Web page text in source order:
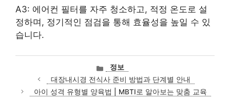
A3: 에어컨 필터를 자주 청소하고, 적정 온도로 설
정하며, 정기적인 점검을 통해 효율성을 높일 수 있
습니다.
카
테
고
리
정보
대장내시경 전식사 준비 방법과 단계별 안내
아이 성격 유형별 양육법 | MBTI로 알아보는 맞춤 교육